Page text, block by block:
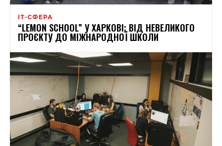
ІТ-СФЕРА
“LEMON SCHOOL” У ХАРКОВІ: ВІД НЕВЕЛИКОГО
ПРОЄКТУ ДО МІЖНАРОДНОЇ ШКОЛИ